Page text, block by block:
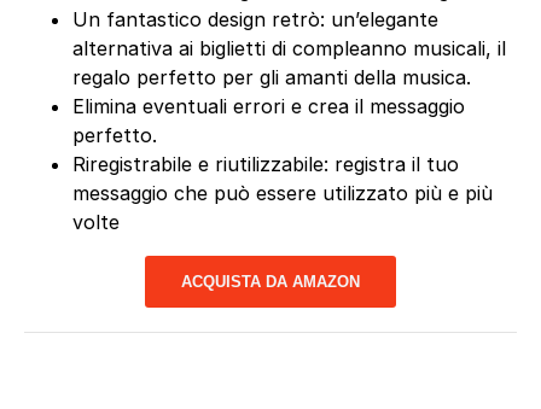
Un fantastico design retrò: un’elegante
alternativa ai biglietti di compleanno musicali, il
regalo perfetto per gli amanti della musica.
Elimina eventuali errori e crea il messaggio
perfetto.
Riregistrabile e riutilizzabile: registra il tuo
messaggio che può essere utilizzato più e più
volte
ACQUISTA DA AMAZON